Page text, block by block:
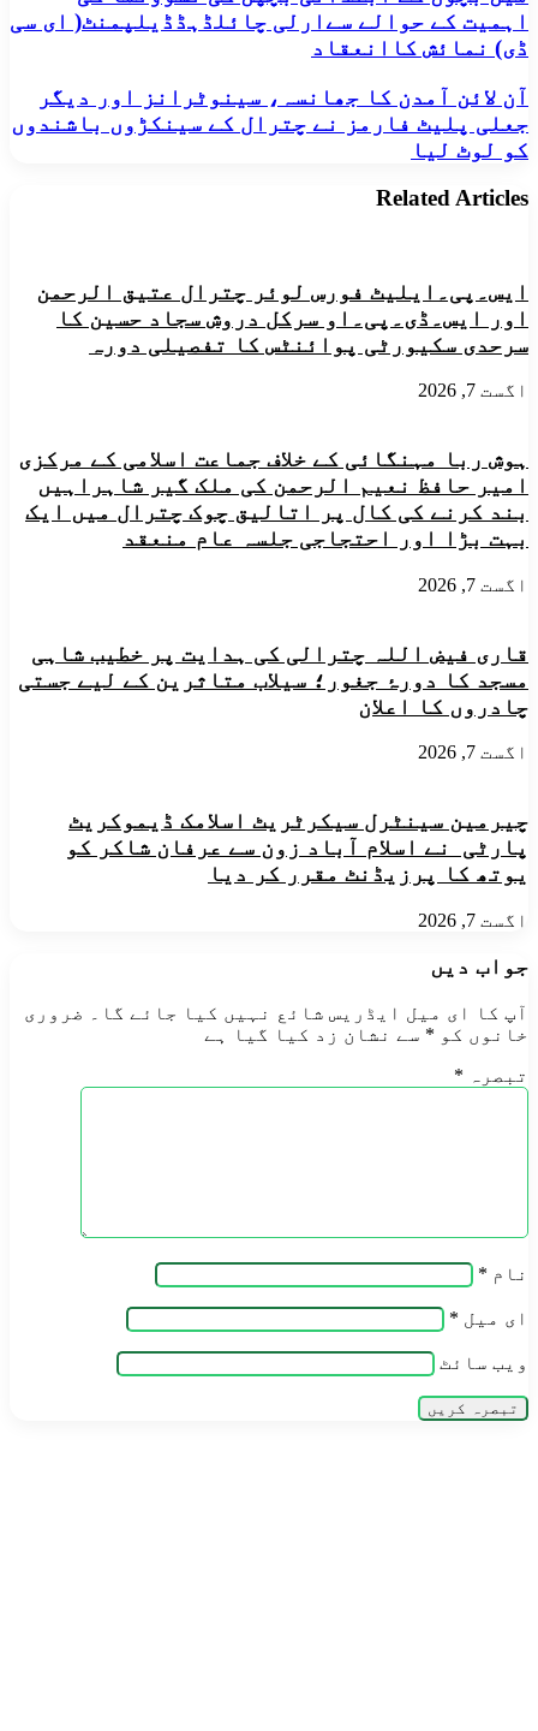
کی
مالی
معاونت
میں
بچوں
کے
ابتدائی
کی
کے
حوالے
سےارلی
چائلڈہڈڈیلپمنٹ(
سی
کاانعقاد
اہمیت کے حوالے سےارلی چائلڈہڈڈیلپمنٹ( ای سی
ڈی) نمائش کاانعقاد
آن
لائن
آمدن
کا
سینوٹرانز
پلیٹ
فارمز
نے
چترال
سینکڑوں
لوٹ
لیا
آن لائن آمدن کا جھانسہ، سینوٹرانز اور دیگر
جعلی پلیٹ فارمز نے چترال کے سینکڑوں باشندوں
کو لوٹ لیا
Related Articles
ایس۔پی۔ایلیٹ فورس لوئر چترال عتیق الرحمن
اور ایس۔ڈی۔پی۔او سرکل دروش سجاد حسین کا
سرحدی سکیورٹی پوائنٹس کا تفصیلی دورہ
اگست 7, 2026
ہوش ربا مہنگائی کے خلاف جماعت اسلامی کے مرکزی
امیر حافظ نعیم الرحمن کی ملک گیر شاہراہیں
بند کرنے کی کال پر اتالیق چوک چترال میں ایک
بہت بڑا اور احتجاجی جلسہ عام منعقد
اگست 7, 2026
قاری فیض اللہ چترالی کی ہدایت پر خطیب شاہی
مسجد کا دورۂ جغور؛ سیلاب متاثرین کے لیے جستی
چادروں کا اعلان
اگست 7, 2026
چیرمین سینٹرل سیکرٹریٹ اسلامک ڈیموکریٹ
پارٹی نے اسلام آباد زون سے عرفان شاکر کو
یوتھ کا پرزیڈنٹ مقرر کر دیا
اگست 7, 2026
جواب دیں
آپ کا ای میل ایڈریس شائع نہیں کیا جائے گا۔
ضروری
خانوں کو * سے نشان زد کیا گیا ہے
تبصرہ *
نام *
ای میل *
ویب‌ سائٹ